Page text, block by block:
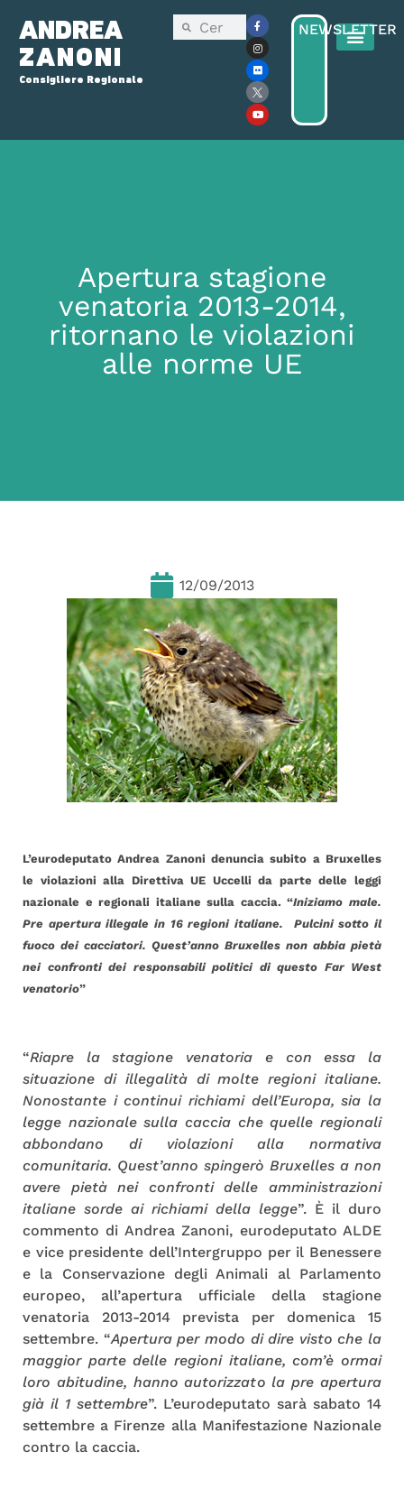
ANDREA
ZANONI
Consigliere Regionale
NEWSLETTER
Apertura stagione
venatoria 2013-2014,
ritornano le violazioni
alle norme UE
12/09/2013
L’eurodeputato Andrea Zanoni denuncia subito a Bruxelles
le violazioni alla Direttiva UE Uccelli da parte delle leggi
nazionale e regionali italiane sulla caccia. “Iniziamo male.
Pre apertura illegale in 16 regioni italiane. Pulcini sotto il
fuoco dei cacciatori. Quest’anno Bruxelles non abbia pietà
nei confronti dei responsabili politici di questo Far West
venatorio”
“Riapre la stagione venatoria e con essa la
situazione di illegalità di molte regioni italiane.
Nonostante i continui richiami dell’Europa, sia la
legge nazionale sulla caccia che quelle regionali
abbondano di violazioni alla normativa
comunitaria. Quest’anno spingerò Bruxelles a non
avere pietà nei confronti delle amministrazioni
italiane sorde ai richiami della legge”. È il duro
commento di Andrea Zanoni, eurodeputato ALDE
e vice presidente dell’Intergruppo per il Benessere
e la Conservazione degli Animali al Parlamento
europeo, all’apertura ufficiale della stagione
venatoria 2013-2014 prevista per domenica 15
settembre. “Apertura per modo di dire visto che la
maggior parte delle regioni italiane, com’è ormai
loro abitudine, hanno autorizzato la pre apertura
già il 1 settembre”. L’eurodeputato sarà sabato 14
settembre a Firenze alla Manifestazione Nazionale
contro la caccia.